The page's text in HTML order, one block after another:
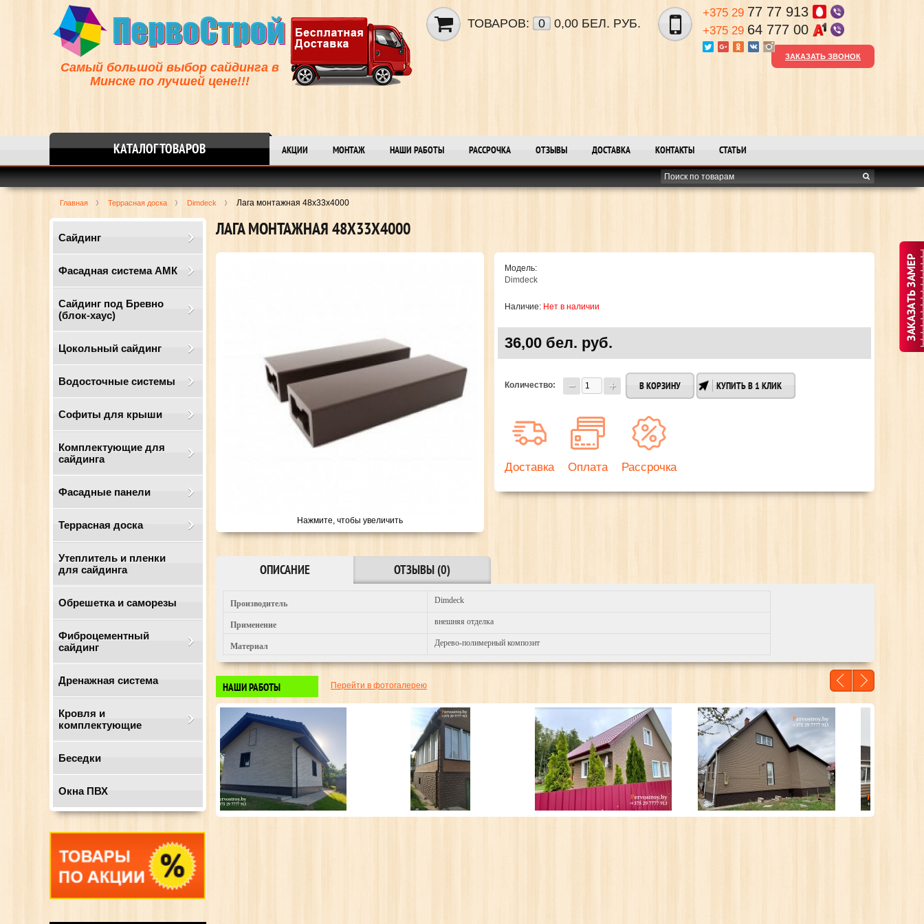
Самый большой выбор сайдинга в
Минске по лучшей цене!!!
ТОВАРОВ: 0 0,00 БЕЛ. РУБ.
+375 29 77 77 913
+375 29 64 777 00
ЗАКАЗАТЬ ЗВОНОК
КАТАЛОГ ТОВАРОВ АКЦИИ МОНТАЖ НАШИ РАБОТЫ РАССРОЧКА ОТЗЫВЫ ДОСТАВКА КОНТАКТЫ СТАТЬИ
Главная Террасная доска Dimdeck Лага монтажная 48х33х4000
Сайдинг
Фасадная система АМК
Сайдинг под Бревно
(блок-хаус)
Цокольный сайдинг
Водосточные системы
Cофиты для крыши
Комплектующие для
сайдинга
Фасадные панели
Террасная доска
Утеплитель и пленки
для сайдинга
Обрешетка и саморезы
Фиброцементный
сайдинг
Дренажная система
Кровля и
комплектующие
Беседки
Окна ПВХ
ЛАГА МОНТАЖНАЯ 48Х33Х4000
Нажмите, чтобы увеличить
Модель:
Dimdeck
Наличие: Нет в наличии
36,00 бел. руб.
Количество: КУПИТЬ В 1 КЛИК
Доставка Оплата Рассрочка
ОПИСАНИЕ ОТЗЫВЫ (0)
Производитель Dimdeck
Применение внешняя отделка
Материал Дерево-полимерный композит
НАШИ РАБОТЫ Перейти в фотогалерею